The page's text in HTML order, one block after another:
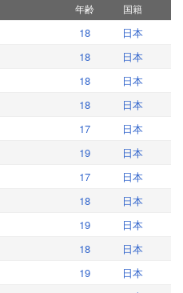
年齢 国籍
18
日本
18
日本
18
日本
18
日本
17
日本
19
日本
17
日本
18
日本
19
日本
18
日本
19
日本